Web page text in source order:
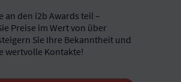
an den i2b Awards teil –
Preise im Wert von über
Sie Ihre Bekanntheit und
wertvolle Kontakte!